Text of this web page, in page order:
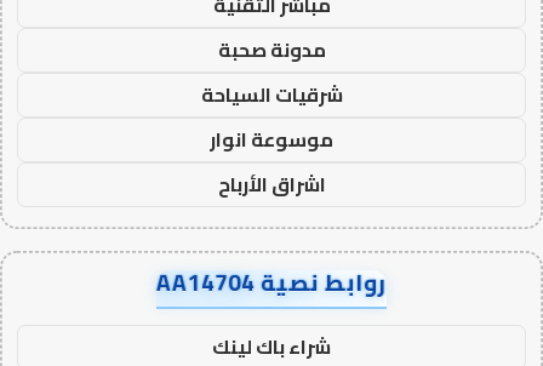
مدونة صحبة
شرقيات السياحة
موسوعة انوار
اشراق الأرباح
روابط نصية AA14704
شراء باك لينك